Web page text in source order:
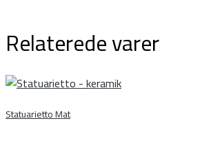
Relaterede varer
Statuarietto Mat